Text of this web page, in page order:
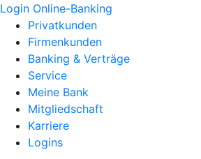
Login Online-Banking
Privatkunden
Firmenkunden
Banking & Verträge
Service
Meine Bank
Mitgliedschaft
Karriere
Logins